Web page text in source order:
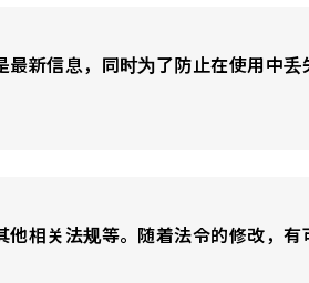
新信息，同时为了防止在使用中
相关法规等。随着法令的修改，有